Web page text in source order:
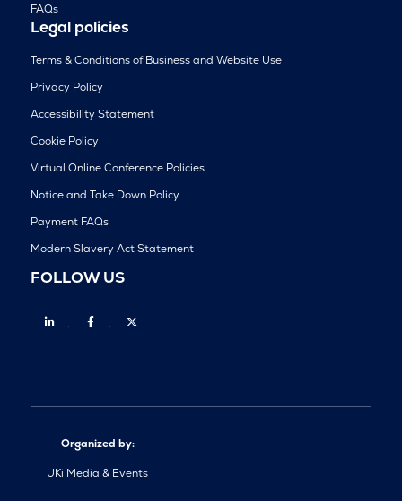
FAQs
Legal policies
Terms & Conditions of Business and Website Use
Privacy Policy
Accessibility Statement
Cookie Policy
Virtual Online Conference Policies
Notice and Take Down Policy
Payment FAQs
Modern Slavery Act Statement
FOLLOW US
Linkedin Facebook
Organized by:
UKi Media & Events